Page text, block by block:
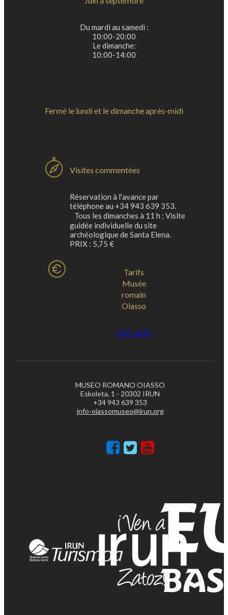
Du mardi au samedi :
10:00-20:00
Le dimanche:
10:00-14:00
Fermé le lundi et le dimanche après-midi
Visites commentées
Réservation à l'avance par
téléphone au +34 943 639 353.
Tous les dimanches à 11 h : Visite
guidée individuelle du site
archéologique de Santa Elena.
PRIX : 5,75 €
Tarifs
Musée
romain
Oiasso
Voir tarifs
MUSEO ROMANO OIASSO
Eskoleta, 1 - 20302 IRUN
+34 943 639 353
info-oiassomuseo@irun.org